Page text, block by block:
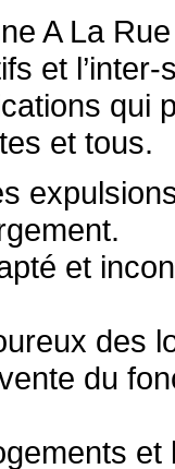
A La
et
qui
et tous.
et
des
du